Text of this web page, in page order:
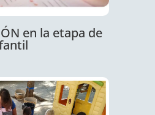
en la etapa de